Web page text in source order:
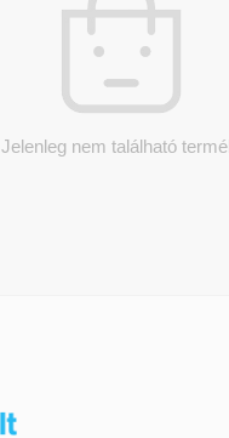
Jelenleg nem található